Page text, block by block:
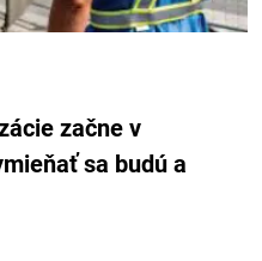
začne v
sa budú a